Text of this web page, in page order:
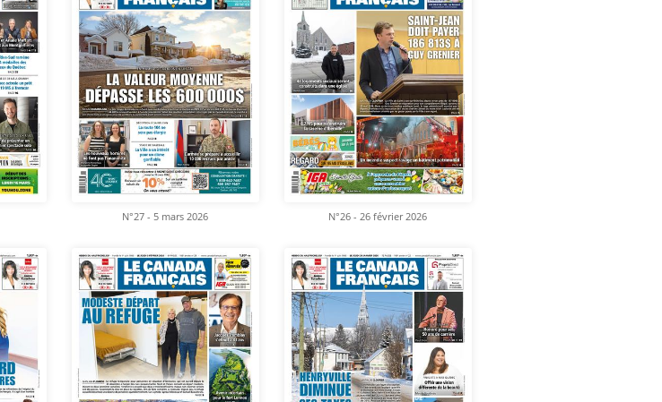
N°27 - 5 mars 2026 N°26 - 26 février 2026